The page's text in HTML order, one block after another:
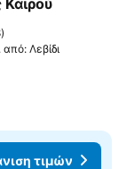
αγαπημένα
Λεβίδι
τιμών